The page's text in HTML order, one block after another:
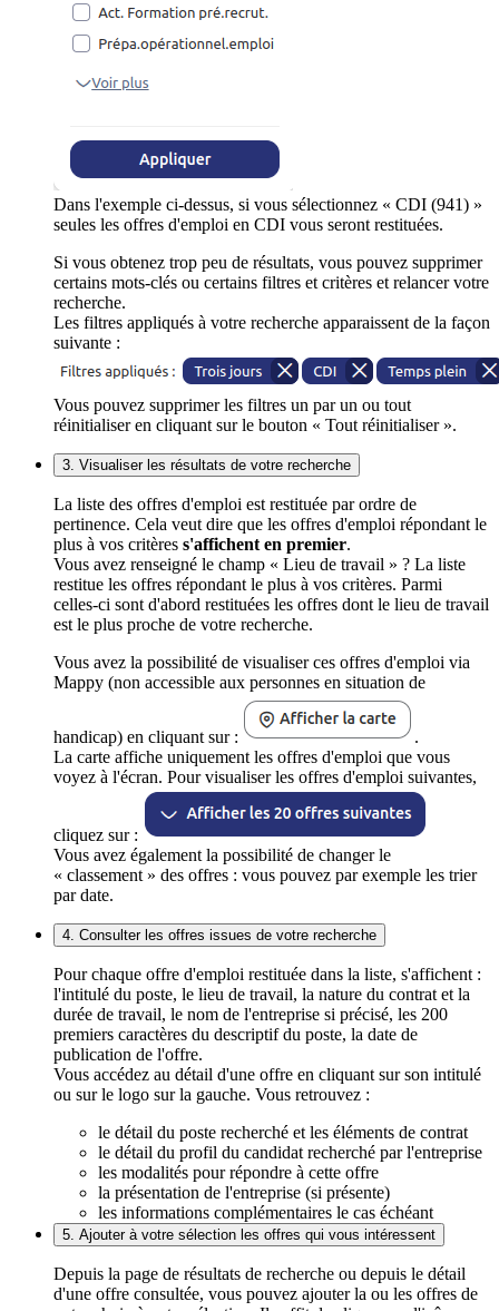
Dans l'exemple ci-dessus, si vous sélectionnez « CDI (941) »
seules les offres d'emploi en CDI vous seront restituées.
Si vous obtenez trop peu de résultats, vous pouvez supprimer
certains mots-clés ou certains filtres et critères et relancer votre
recherche.
Les filtres appliqués à votre recherche apparaissent de la façon
suivante :
Vous pouvez supprimer les filtres un par un ou tout
réinitialiser en cliquant sur le bouton « Tout réinitialiser ».
3. Visualiser les résultats de votre recherche
La liste des offres d'emploi est restituée par ordre de
pertinence. Cela veut dire que les offres d'emploi répondant le
plus à vos critères s'affichent en premier.
Vous avez renseigné le champ « Lieu de travail » ? La liste
restitue les offres répondant le plus à vos critères. Parmi
celles-ci sont d'abord restituées les offres dont le lieu de travail
est le plus proche de votre recherche.
Vous avez la possibilité de visualiser ces offres d'emploi via
Mappy (non accessible aux personnes en situation de
handicap) en cliquant sur :
.
La carte affiche uniquement les offres d'emploi que vous
voyez à l'écran. Pour visualiser les offres d'emploi suivantes,
cliquez sur :
Vous avez également la possibilité de changer le
« classement » des offres : vous pouvez par exemple les trier
par date.
4. Consulter les offres issues de votre recherche
Pour chaque offre d'emploi restituée dans la liste, s'affichent :
l'intitulé du poste, le lieu de travail, la nature du contrat et la
durée de travail, le nom de l'entreprise si précisé, les 200
premiers caractères du descriptif du poste, la date de
publication de l'offre.
Vous accédez au détail d'une offre en cliquant sur son intitulé
ou sur le logo sur la gauche. Vous retrouvez :
le détail du poste recherché et les éléments de contrat
le détail du profil du candidat recherché par l'entreprise
les modalités pour répondre à cette offre
la présentation de l'entreprise (si présente)
les informations complémentaires le cas échéant
5. Ajouter à votre sélection les offres qui vous intéressent
Depuis la page de résultats de recherche ou depuis le détail
d'une offre consultée, vous pouvez ajouter la ou les offres de